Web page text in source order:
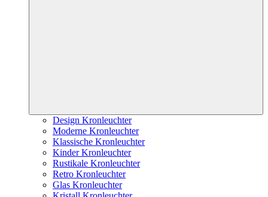
Design Kronleuchter
Moderne Kronleuchter
Klassische Kronleuchter
Kinder Kronleuchter
Rustikale Kronleuchter
Retro Kronleuchter
Glas Kronleuchter